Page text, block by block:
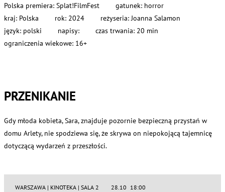
Polska premiera: Splat!FilmFest
gatunek: horror
kraj: Polska
rok: 2024
reżyseria: Joanna Salamon
język: polski
napisy:
czas trwania: 20 min
ograniczenia wiekowe: 16+
PRZENIKANIE
Gdy młoda kobieta, Sara, znajduje pozornie bezpieczną przystań w
domu Arlety, nie spodziewa się, że skrywa on niepokojącą tajemnicę
dotyczącą wydarzeń z przeszłości.
WARSZAWA | KINOTEKA | SALA 2
28.10 18:00